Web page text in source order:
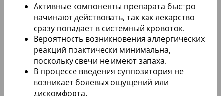
Активные компоненты препарата быстро
начинают действовать, так как лекарство
сразу попадает в системный кровоток.
Вероятность возникновения аллергических
реакций практически минимальна,
поскольку свечи не имеют запаха.
В процессе введения суппозитория не
возникает болевых ощущений или
дискомфорта.